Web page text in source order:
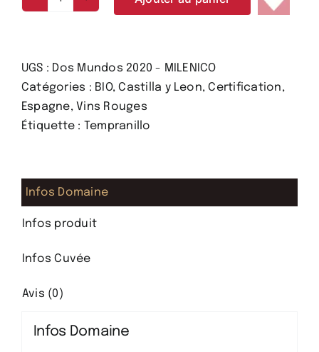
quantité
Mundos
2020
-
MILENICO
rouge
et
UGS : Dos Mundos 2020 - MILENICO
Catégories : BIO,Castilla y Leon,Certification,
Espagne, Vins Rouges
Étiquette : Tempranillo
Infos Domaine
Infos produit
Infos Cuvée
Avis (0)
Infos Domaine